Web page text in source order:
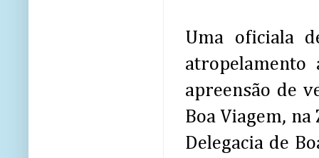
Uma oficiala
apreensão de
Boa Viagem,
Delegacia de